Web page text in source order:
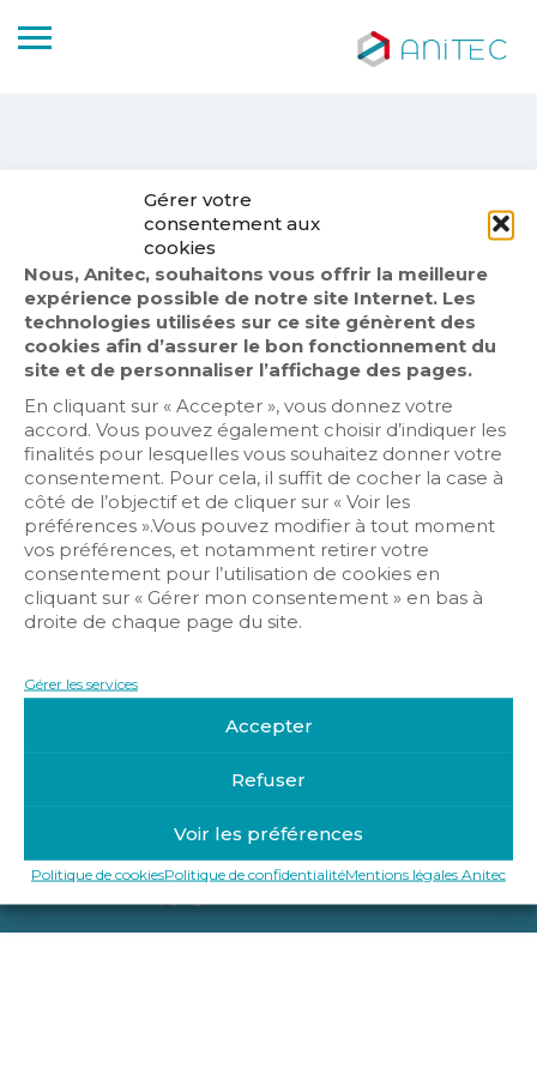
Gérer votre
consentement aux
cookies
Nous, Anitec, souhaitons vous offrir la meilleure
expérience possible de notre site Internet. Les
technologies utilisées sur ce site génèrent des
cookies afin d’assurer le bon fonctionnement du
site et de personnaliser l’affichage des pages.
En cliquant sur « Accepter », vous donnez votre
accord. Vous pouvez également choisir d’indiquer les
finalités pour lesquelles vous souhaitez donner votre
consentement. Pour cela, il suffit de cocher la case à
côté de l’objectif et de cliquer sur « Voir les
préférences ».Vous pouvez modifier à tout moment
vos préférences, et notamment retirer votre
consentement pour l’utilisation de cookies en
cliquant sur « Gérer mon consentement » en bas à
droite de chaque page du site.
Gérer les services
Accepter
Refuser
Voir les préférences
Politique de cookiesPolitique de confidentialitéMentions légales Anitec
No Results
Sorry! There are no posts matching your search.
Try changing your search Keyword
Mentions légales Anitec
Politique de confidentialité
Politique de cookies